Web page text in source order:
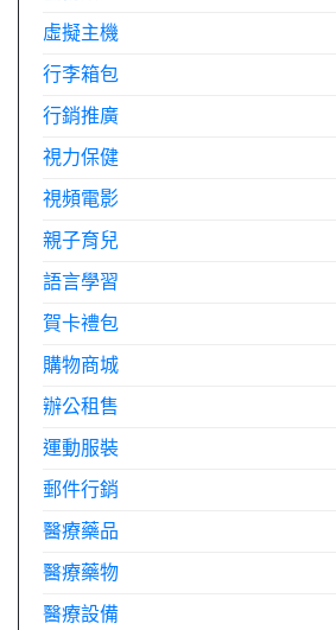
虛擬主機
行李箱包
行銷推廣
視力保健
視頻電影
親子育兒
語言學習
賀卡禮包
購物商城
辦公租售
運動服裝
郵件行銷
醫療藥品
醫療藥物
醫療設備